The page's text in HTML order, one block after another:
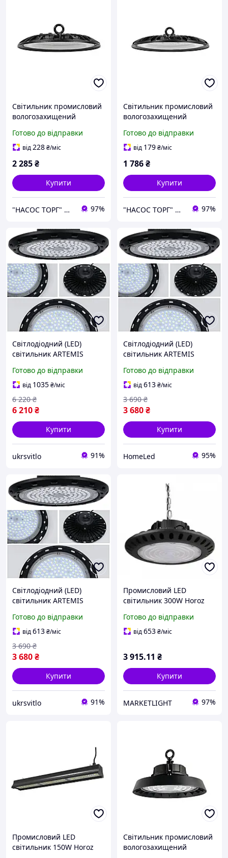
Світильник промисловий
вологозахищений
Готово до відправки
від228₴/міс
2 285₴
Купити
"НАСОС ТОРГ" Насосне обладнання, інструменти, освітлення 97%
Світильник промисловий
вологозахищений
Готово до відправки
від 179₴/міс
1 786₴
Купити
"НАСОС ТОРГ" Насосне обладнання, інструменти, освітлення 97%
Світлодіодний (LED)
світильник ARTEMIS
200Вт 6500K, підвісний,
для високих прольотів
Готово до відправки
від 1035₴/міс
6 210₴
6 220 ₴
Купити
ukrsvitlo 91%
Світлодіодний (LED)
світильник ARTEMIS
100Вт 6500K, підвісний,
для високих прольотів
Готово до відправки
від613₴/міс
3 680₴
3 690 ₴
Купити
HomeLed 95%
Світлодіодний (LED)
світильник ARTEMIS
100Вт 6500K, підвісний,
для високих прольотів
Готово до відправки
від613₴/міс
3 680₴
3 690 ₴
Купити
ukrsvitlo 91%
Промисловий LED
світильник 300W Horoz
високих стель 6400 K IP65
ARTEMIS-300
Готово до відправки
від653₴/міс
3 915.11 ₴
Купити
MARKETLIGHT 97%
Промисловий LED
світильник 150W Horoz
Світильник промисловий
вологозахищений